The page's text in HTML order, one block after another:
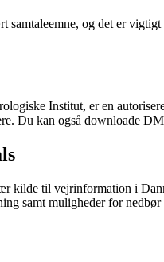
samtaleemne, og det er
Institut, er en
Du kan også downloade
kilde til vejrinformation i
samt muligheder for nedbør